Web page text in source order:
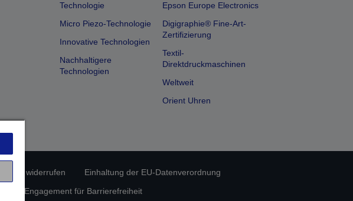
Technologie
Micro Piezo-Technologie
Innovative Technologien
Nachhaltigere
Technologien
Epson Europe Electronics
Digigraphie® Fine-Art-
Zertifizierung
Textil-
Direktdruckmaschinen
Weltweit
Orient Uhren
Vertrag widerrufen
Einhaltung der EU-Datenverordnung
Epson Engagement für Barrierefreiheit